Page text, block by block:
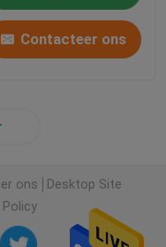
Contacteer ons
ons
Desktop Site
Policy